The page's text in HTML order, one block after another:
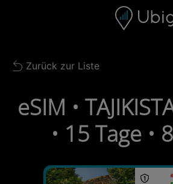
Navigationsleiste
Back to list
Zurück zur Liste
eSIM •
• 15 Tage •